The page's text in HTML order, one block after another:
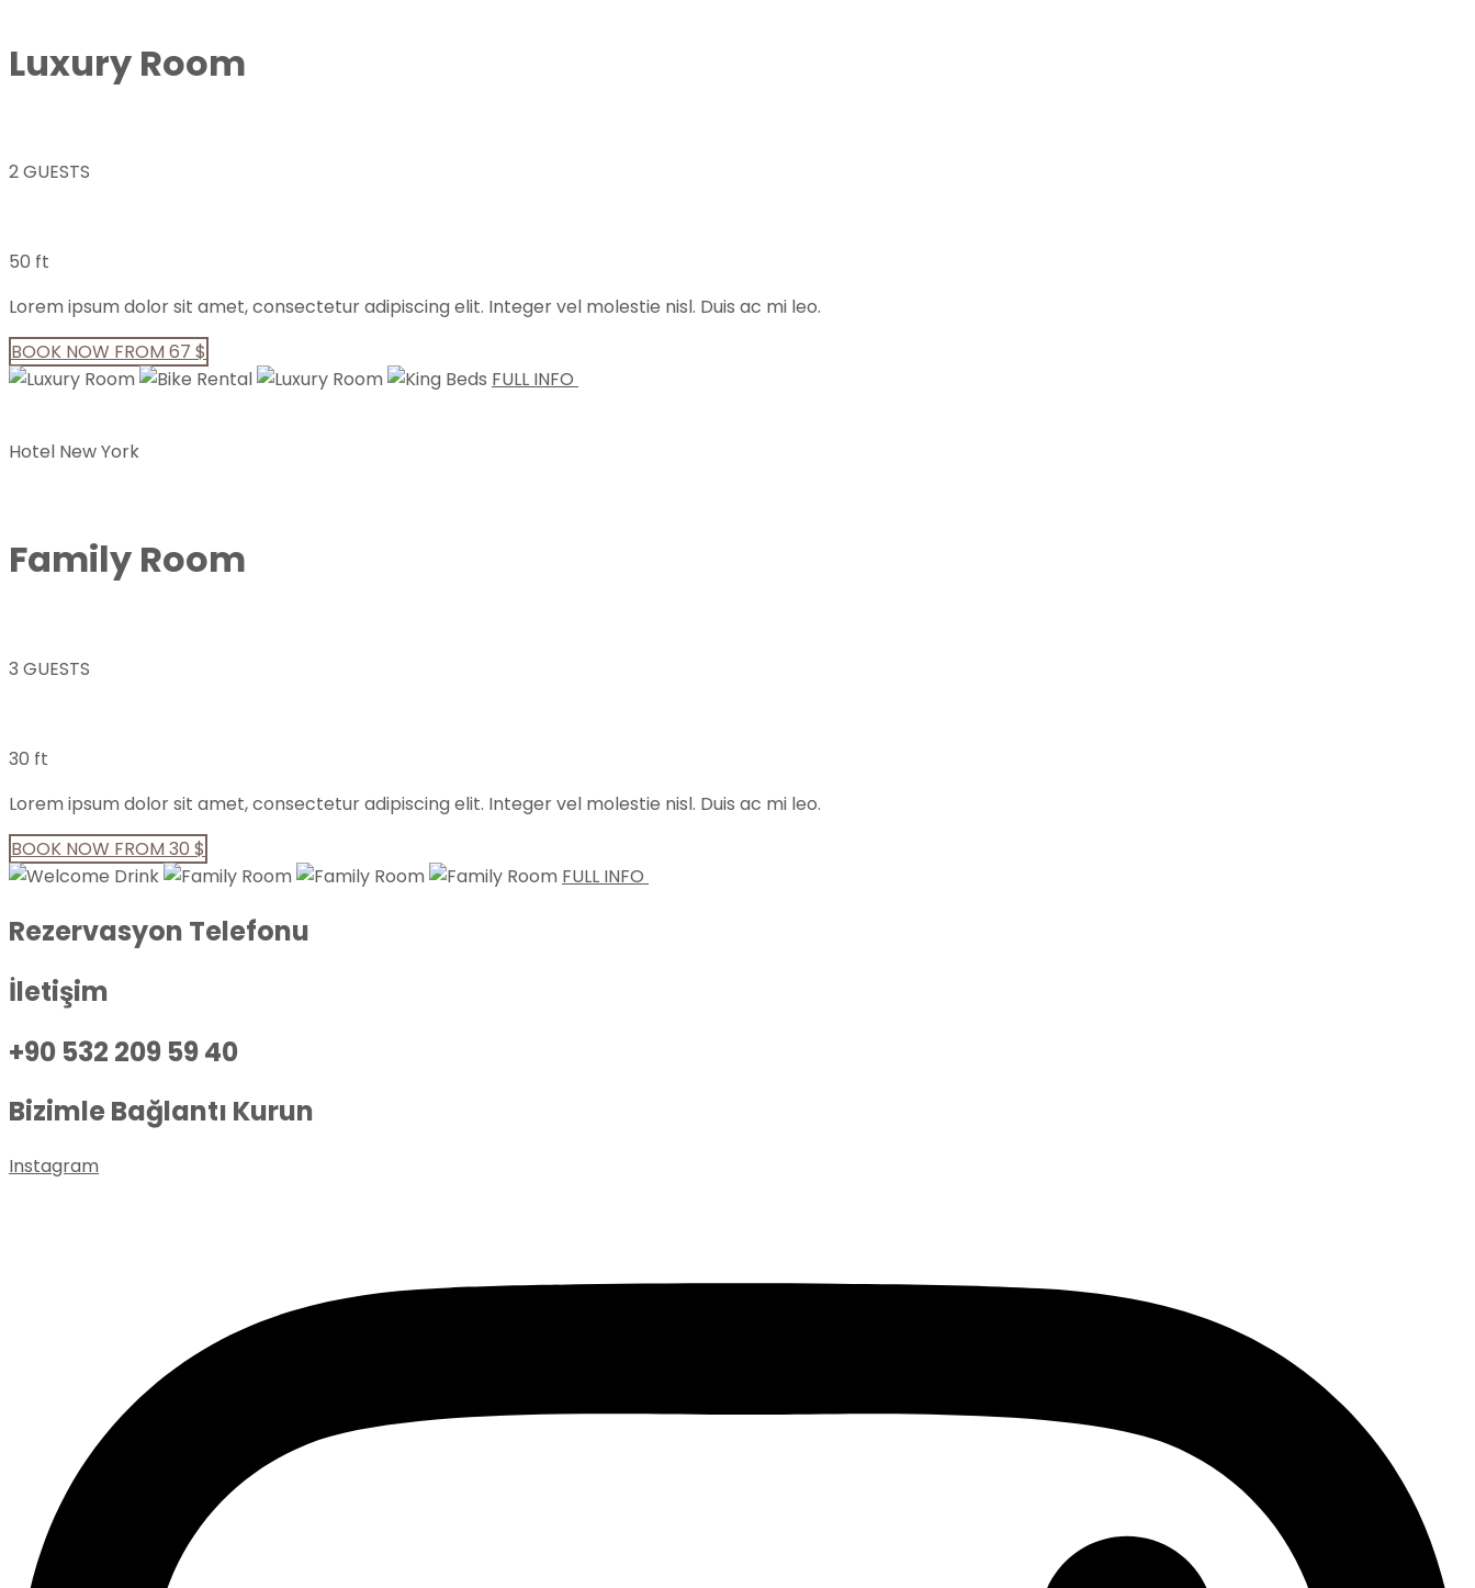
Luxury Room
2 GUESTS
50 ft
Lorem ipsum dolor sit amet, consectetur adipiscing elit. Integer vel molestie nisl. Duis ac mi leo.
BOOK NOW FROM 67 $
FULL INFO
Hotel New York
Family Room
3 GUESTS
30 ft
Lorem ipsum dolor sit amet, consectetur adipiscing elit. Integer vel molestie nisl. Duis ac mi leo.
BOOK NOW FROM 30 $
FULL INFO
Rezervasyon Telefonu
İletişim
+90 532 209 59 40
Bizimle Bağlantı Kurun
Instagram